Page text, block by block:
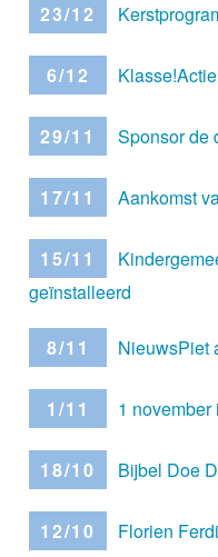
23/12
6/12
29/11 Sponsor de
17/11 Aankomst
15/11
geïnstalleerd
8/11 NieuwsPiet
1/11 1
18/10 Bijbel Doe
12/10
Florien